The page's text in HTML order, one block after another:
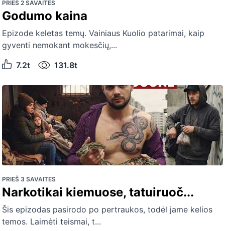
PRIEŠ 2 SAVAITES
Godumo kaina
Epizode keletas temų. Vainiaus Kuolio patarimai, kaip
gyventi nemokant mokesčių,...
7.2t
131.8t
PRIEŠ 3 SAVAITES
Narkotikai kiemuose, tatuiruoč...
Šis epizodas pasirodo po pertraukos, todėl jame kelios
temos. Laimėti teismai, t...